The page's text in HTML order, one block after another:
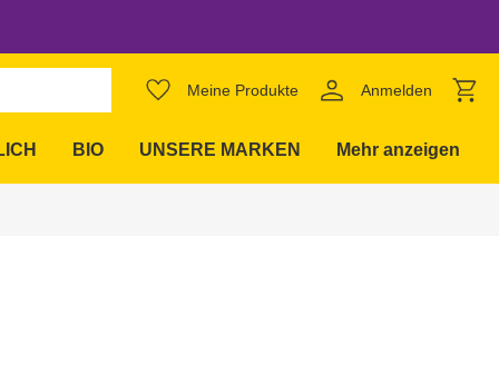
Meine Produkte Anmelden
BIO UNSERE MARKEN Mehr anzeigen
favorite_border